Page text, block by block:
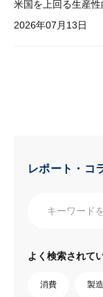
2026年07月13日
レポート・コ
よく検索されて
消費 製